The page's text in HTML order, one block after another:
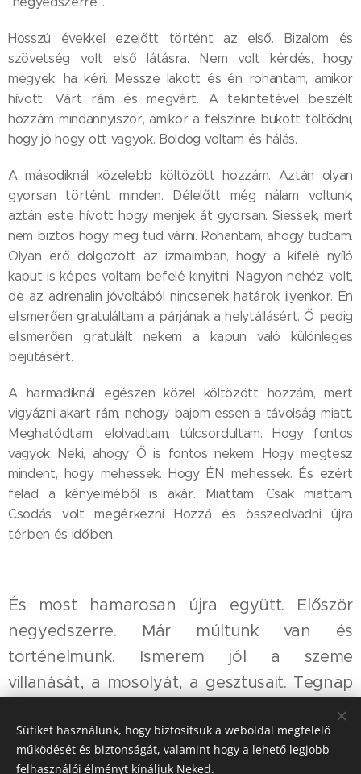
Hosszú évekkel ezelőtt történt az első. Bizalom és
szövetség volt első látásra. Nem volt kérdés, hogy
megyek, ha kéri. Messze lakott és én rohantam, amikor
hívott. Várt rám és megvárt. A tekintetével beszélt
hozzám mindannyiszor, amikor a felszínre bukott töltődni,
hogy jó hogy ott vagyok. Boldog voltam és hálás.
A másodiknál közelebb költözött hozzám. Aztán olyan
gyorsan történt minden. Délelőtt még nálam voltunk,
aztán este hívott hogy menjek át gyorsan. Siessek, mert
nem biztos hogy meg tud várni. Rohantam, ahogy tudtam.
Olyan erő dolgozott az izmaimban, hogy a kifelé nyíló
kaput is képes voltam befelé kinyitni. Nagyon nehéz volt,
de az adrenalin jóvoltából nincsenek határok ilyenkor. Én
elismerően gratuláltam a párjának a helytállásért. Ő pedig
elismerően gratulált nekem a kapun való különleges
bejutásért.
A harmadiknál egészen közel költözött hozzám, mert
vigyázni akart rám, nehogy bajom essen a távolság miatt.
Meghatódtam, elolvadtam, túlcsordultam. Hogy fontos
vagyok Neki, ahogy Ő is fontos nekem. Hogy megtesz
mindent, hogy mehessek. Hogy ÉN mehessek. És ezért
felad a kényelméből is akár. Miattam. Csak miattam.
Csodás volt megérkezni Hozzá és összeolvadni újra
térben és időben.
És most hamarosan újra együtt. Először
negyedszerre. Már múltunk van és
történelmünk. Ismerem jól a szeme
villanását, a mosolyát, a gesztusait. Tegnap
eljött hozzám és azóta csak körülötte
forognak a gondolataim.
Lesem a telefont egyfolytában. Nézem,
Sütiket használunk, hogy biztosítsuk a weboldal megfelelő
működését és biztonságát, valamint hogy a lehető legjobb
felhasználói élményt kínáljuk Neked.